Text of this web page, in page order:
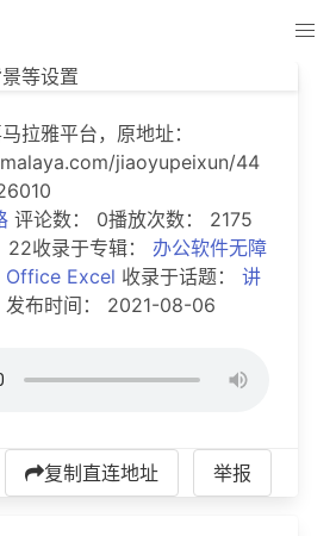
等设置
等设置
拉雅平台，原地址：
jiaoyupeixun/44
评论数： 0播放次数： 2175
收录于专辑： 办公软件无障
Excel 收录于话题： 讲
发布时间： 2021-08-06
复制直连地址 举报